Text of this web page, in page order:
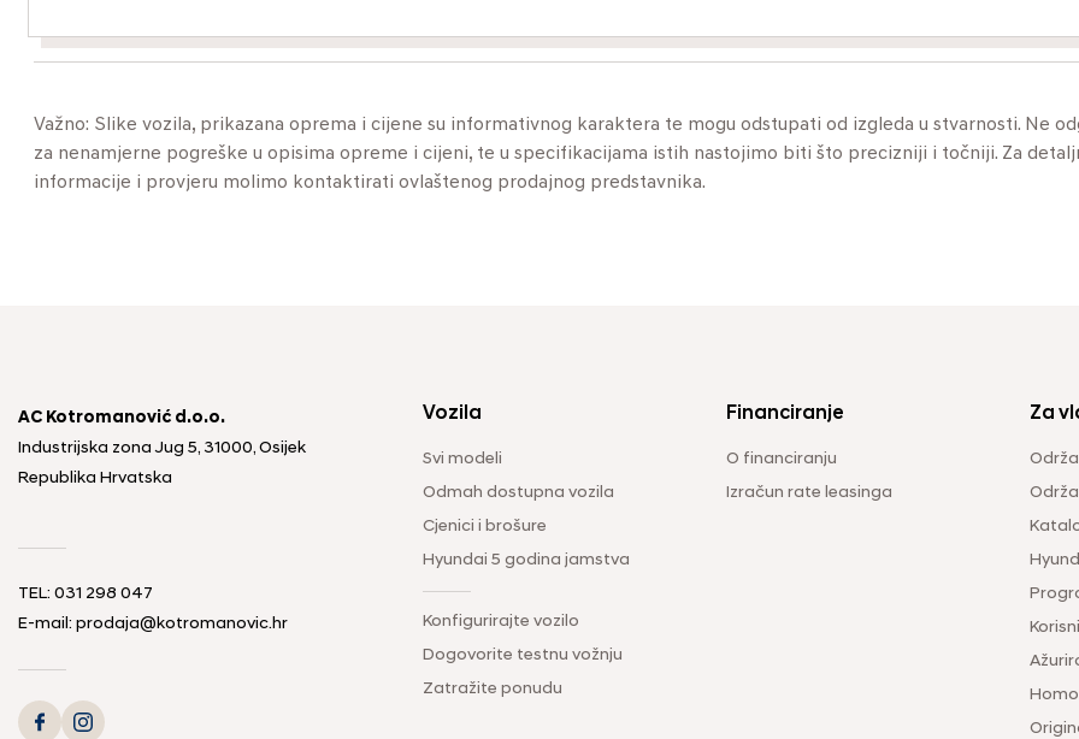
Važno: Slike vozila, prikazana oprema i cijene su informativnog karaktera te mogu odstupati od izgleda u stvarnosti. Ne
za nenamjerne pogreške u opisima opreme i cijeni, te u specifikacijama istih nastojimo biti što precizniji i točniji. Za
informacije i provjeru molimo kontaktirati ovlaštenog prodajnog predstavnika.
AC Kotromanović d.o.o.
Industrijska zona Jug 5, 31000, Osijek
Republika Hrvatska
TEL: 031 298 047
E-mail: prodaja@kotromanovic.hr
Vozila
Svi modeli
Odmah dostupna vozila
Cjenici i brošure
Hyundai 5 godina jamstva
Konfigurirajte vozilo
Dogovorite testnu vožnju
Zatražite ponudu
Financiranje
O financiranju
Izračun rate leasinga
Za